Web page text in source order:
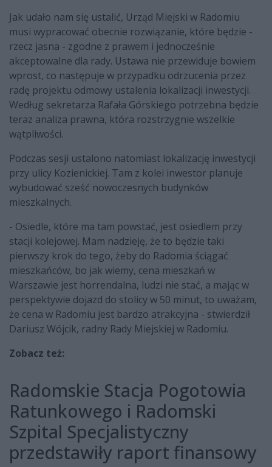
Jak udało nam się ustalić, Urząd Miejski w Radomiu
musi wypracować obecnie rozwiązanie, które będzie -
rzecz jasna - zgodne z prawem i jednocześnie
akceptowalne dla rady. Ustawa nie przewiduje bowiem
wprost, co następuje w przypadku odrzucenia przez
radę projektu odmowy ustalenia lokalizacji inwestycji.
Według sekretarza Rafała Górskiego potrzebna będzie
teraz analiza prawna, która rozstrzygnie wszelkie
wątpliwości.
Podczas sesji ustalono natomiast lokalizację inwestycji
przy ulicy Kozienickiej. Tam z kolei inwestor planuje
wybudować sześć nowoczesnych budynków
mieszkalnych.
- Osiedle, które ma tam powstać, jest osiedlem przy
stacji kolejowej. Mam nadzieję, że to będzie taki
pierwszy krok do tego, żeby do Radomia ściągać
mieszkańców, bo jak wiemy, cena mieszkań w
Warszawie jest horrendalna, ludzi nie stać, a mając w
perspektywie dojazd do stolicy w 50 minut, to uważam,
że cena w Radomiu jest bardzo atrakcyjna - stwierdził
Dariusz Wójcik, radny Rady Miejskiej w Radomiu.
Zobacz też:
Radomskie Stacja Pogotowia
Ratunkowego i Radomski
Szpital Specjalistyczny
przedstawiły raport finansowy